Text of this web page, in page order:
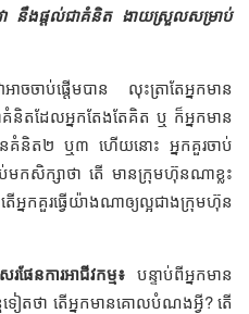
ា នឹងផ្ដល់ជាគំនិត ងាយស្រួលសម្រាប់
អាចចាប់ផ្ដើមបាន លុះត្រាតែអ្នកមាន
និតដែលអ្នកតែងតែគិត ឬ ក៏អ្នកមាន
ានគំនិត២ ឬ៣ ហើយនោះ អ្នកគួរចាប់
ាប់មកសិក្សាថា តើ មានក្រុមហ៊ុនណាខ្លះ
អ្នកគួរធ្វើយ៉ាងណាឲ្យល្អជាងក្រុមហ៊ុន
ែនការ​អាជីវកម្ម៖ បន្ទាប់ពីអ្នកមាន
ៀតថា តើអ្នកមានគោលបំណងអ្វី? តើ